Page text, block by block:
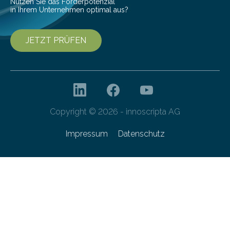
Nutzen Sie das Förderpotenzial
in Ihrem Unternehmen optimal aus?
JETZT PRÜFEN
Copyright © 2026 - innoscripta AG
Impressum Datenschutz